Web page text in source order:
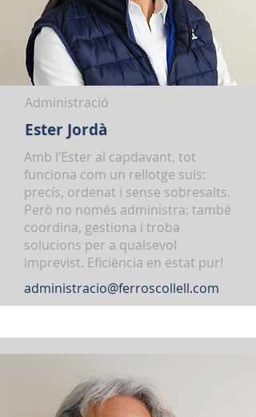
Administració
Ester Jordà
Amb l’Ester al capdavant, tot
funciona com un rellotge suís:
precís, ordenat i sense sobresalts.
Però no només administra: també
coordina, gestiona i troba
solucions per a qualsevol
imprevist. Eficiència en estat pur!
administracio@ferroscollell.com